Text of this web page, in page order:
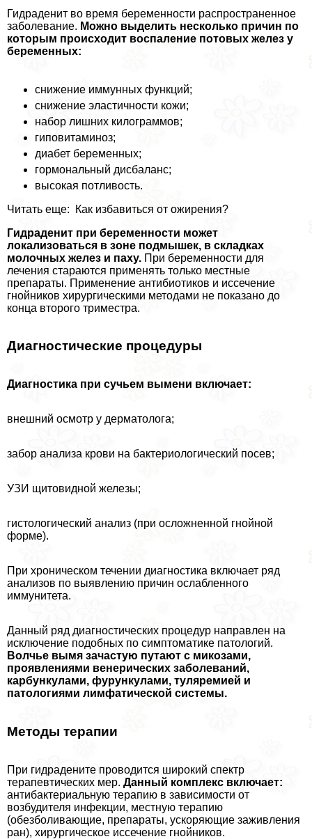
Гидраденит во время беременности распространенное
заболевание. Можно выделить несколько причин по
которым происходит воспаление потовых желез у
беременных:
снижение иммунных функций;
снижение эластичности кожи;
набор лишних килограммов;
гиповитаминоз;
диабет беременных;
гормональный дисбаланс;
высокая потливость.
Читать еще: Как избавиться от ожирения?
Гидраденит при беременности может
локализоваться в зоне подмышек, в складках
молочных желез и паху. При беременности для
лечения стараются применять только местные
препараты. Применение антибиотиков и иссечение
гнойников хирургическими методами не показано до
конца второго триместра.
Диагностические процедуры
Диагностика при сучьем вымени включает:
внешний осмотр у дерматолога;
забор анализа крови на бактериологический посев;
УЗИ щитовидной железы;
гистологический анализ (при осложненной гнойной
форме).
При хроническом течении диагностика включает ряд
анализов по выявлению причин ослабленного
иммунитета.
Данный ряд диагностических процедур направлен на
исключение подобных по симптоматике патологий.
Волчье вымя зачастую путают с микозами,
проявлениями венерических заболеваний,
карбункулами, фурункулами, туляремией и
патологиями лимфатической системы.
Методы терапии
При гидрадените проводится широкий спектр
терапевтических мер. Данный комплекс включает:
антибактериальную терапию в зависимости от
возбудителя инфекции, местную терапию
(обезболивающие, препараты, ускоряющие заживления
ран), хирургическое иссечение гнойников.